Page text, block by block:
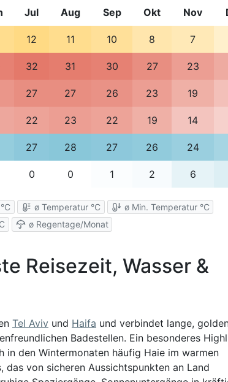
Jul Aug Sep Okt Nov
12 11 10 8 7
32 31 30 27 23
27 27 26 23 19
22 23 22 19 14
27 28 27 26 24
0 0 1 2 6
ø Temperatur °C
ø Min. Temperatur °C
ø Regentage/Monat
Reisezeit, Wasser &
Tel Aviv und Haifa und verbindet lange,
Badestellen. Ein besonderes
den Wintermonaten häufig Haie im warmen
das von sicheren Aussichtspunkten an Land